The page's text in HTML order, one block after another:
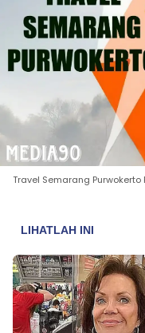
Travel Semarang